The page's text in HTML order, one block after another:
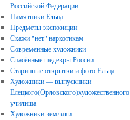
Российской Федерации.
Памятники Ельца
Предметы экспозиции
Скажи "нет" наркотикам
Современные художники
Спасённые шедевры России
Старинные открытки и фото Ельца
Художники — выпускники
Елецкого(Орловского)художественного
училища
Художники-земляки